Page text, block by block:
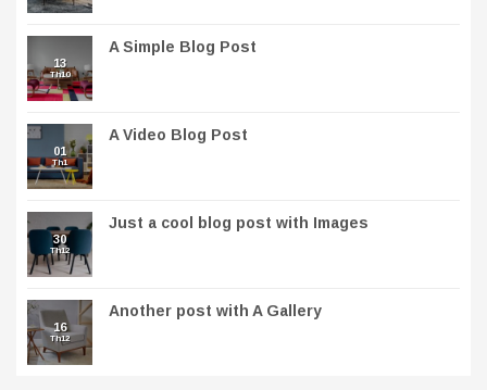
13
Th10
A Simple Blog Post
01
Th1
A Video Blog Post
30
Th12
Just a cool blog post with Images
16
Th12
Another post with A Gallery